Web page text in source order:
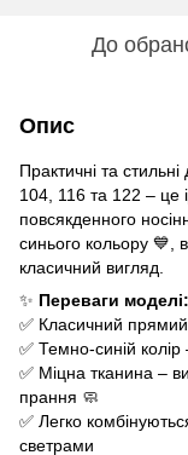
До
Опис
Практичні та
104, 116 та 122 – це
повсякденного
синього кольору 💙,
класичний вигляд.
✨ Переваги моделі:
✅ Класичний
✅ Темно-синій
✅ Міцна тканина –
прання 🧼
✅ Легко
светрами